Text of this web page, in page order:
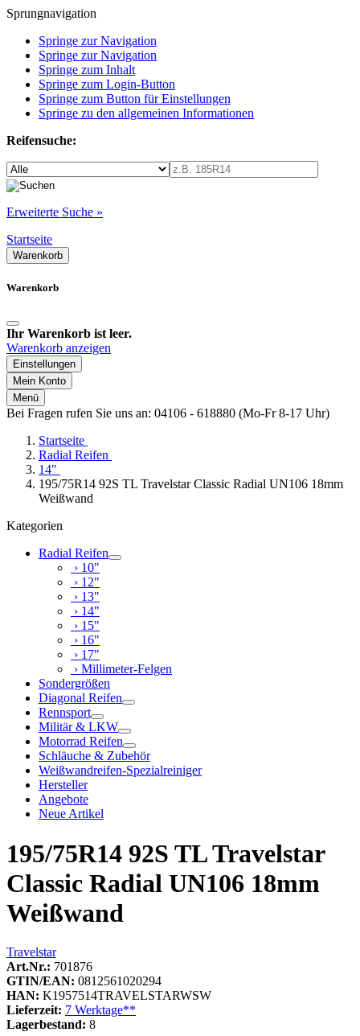
Sprungnavigation
Springe zur Navigation
Springe zur Navigation
Springe zum Inhalt
Springe zum Login-Button
Springe zum Button für Einstellungen
Springe zu den allgemeinen Informationen
Reifensuche:
Erweiterte Suche »
Startseite
Warenkorb
Warenkorb
Ihr Warenkorb ist leer.
Warenkorb anzeigen
Einstellungen
Mein Konto
Menü
Bei Fragen rufen Sie uns an: 04106 - 618880 (Mo-Fr 8-17 Uhr)
Startseite
Radial Reifen
14"
195/75R14 92S TL Travelstar Classic Radial UN106 18mm
Weißwand
Kategorien
Radial Reifen
› 10"
› 12"
› 13"
› 14"
› 15"
› 16"
› 17"
› Millimeter-Felgen
Sondergrößen
Diagonal Reifen
Rennsport
Militär & LKW
Motorrad Reifen
Schläuche & Zubehör
Weißwandreifen-Spezialreiniger
Hersteller
Angebote
Neue Artikel
195/75R14 92S TL Travelstar
Classic Radial UN106 18mm
Weißwand
Travelstar
Art.Nr.: 701876
GTIN/EAN: 0812561020294
HAN: K1957514TRAVELSTARWSW
Lieferzeit: 7 Werktage**
Lagerbestand: 8